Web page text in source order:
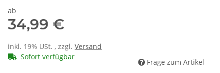
ab
34,99 €
inkl. 19% USt. , zzgl. Versand
Sofort verfügbar
Frage zum Artikel